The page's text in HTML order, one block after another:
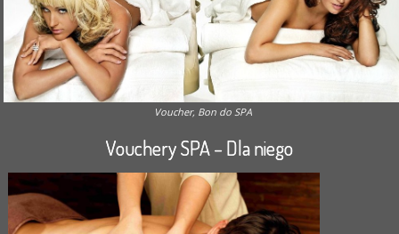
Voucher, Bon do SPA
Vouchery SPA – Dla niego